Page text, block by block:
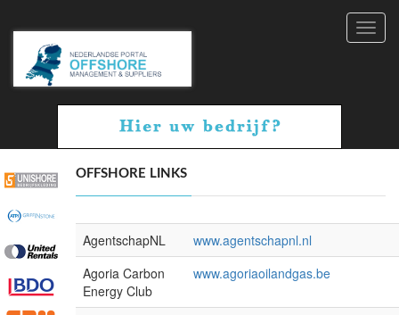
OFFSHORE LINKS
AgentschapNL
www.agentschapnl.nl
Agoria Carbon
Energy Club
www.agoriaoilandgas.be